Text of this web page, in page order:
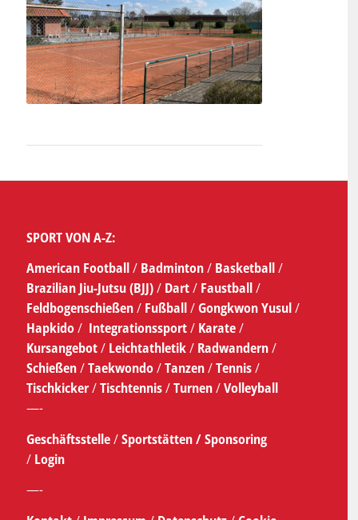
SPORT VON A-Z:
American Football/ Badminton/ Basketball/
Brazilian Jiu-Jutsu (BJJ)/ Dart/ Faustball/
Feldbogenschießen/ Fußball/Gongkwon Yusul/
Hapkido/ Integrationssport/ Karate/
Kursangebot/Leichtathletik/ Radwandern/
Schießen/Taekwondo/Tanzen/Tennis/
Tischkicker/Tischtennis/Turnen/Volleyball
—-
Geschäftsstelle/Sportstätten /Sponsoring
/ Login
—-